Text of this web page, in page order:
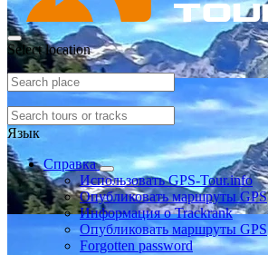
Select location
Язык
Справка
Использовать GPS-Tour.info
Опубликовать маршруты GPS
Информация о Trackrank
Опубликовать маршруты GPS
Forgotten password